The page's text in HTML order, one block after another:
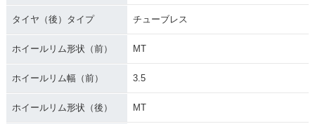
タイヤ（後）タイプ チューブレス
ホイールリム形状（前） MT
ホイールリム幅（前） 3.5
ホイールリム形状（後） MT